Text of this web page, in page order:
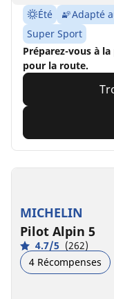
Été
Adapté
Super Sport
Préparez-vous à
pour la route.
MICHELIN
Pilot Alpin 5
4.7/5 (262)
4 Récompenses